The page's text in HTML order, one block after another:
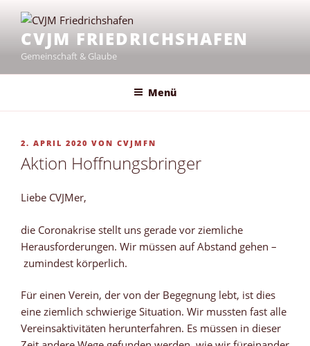
Inhalt
springenCVJM FRIEDRICHSHAFEN
Gemeinschaft & Glaube
Menü
VERÖFFENTLICHT
AM
2. APRIL 2020 VON CVJMFN
Aktion Hoffnungsbringer
Liebe CVJMer,
die Coronakrise stellt uns gerade vor ziemliche
Herausforderungen. Wir müssen auf Abstand gehen –
zumindest körperlich.
Für einen Verein, der von der Begegnung lebt, ist dies
eine ziemlich schwierige Situation. Wir mussten fast alle
Vereinsaktivitäten herunterfahren. Es müssen in dieser